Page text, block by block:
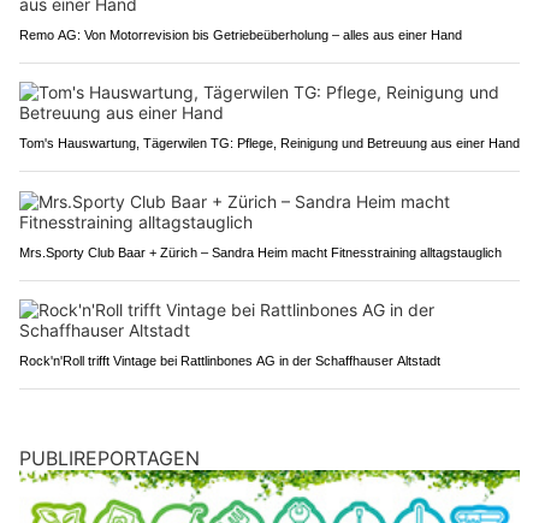
Remo AG: Von Motorrevision bis Getriebeüberholung – alles aus einer Hand
Tom's Hauswartung, Tägerwilen TG: Pflege, Reinigung und Betreuung aus einer Hand
Mrs.Sporty Club Baar + Zürich – Sandra Heim macht Fitnesstraining alltagstauglich
Rock'n'Roll trifft Vintage bei Rattlinbones AG in der Schaffhauser Altstadt
PUBLIREPORTAGEN